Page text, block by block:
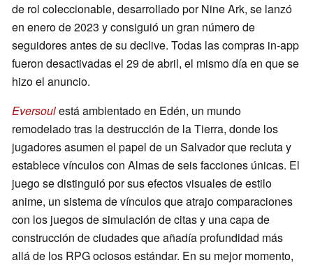
de rol coleccionable, desarrollado por Nine Ark, se lanzó
en enero de 2023 y consiguió un gran número de
seguidores antes de su declive. Todas las compras in-app
fueron desactivadas el 29 de abril, el mismo día en que se
hizo el anuncio.
Eversoulestá ambientado en Edén, un mundo
remodelado tras la destrucción de la Tierra, donde los
jugadores asumen el papel de un Salvador que recluta y
establece vínculos con Almas de seis facciones únicas. El
juego se distinguió por sus efectos visuales de estilo
anime, un sistema de vínculos que atrajo comparaciones
con los juegos de simulación de citas y una capa de
construcción de ciudades que añadía profundidad más
allá de los RPG ociosos estándar. En su mejor momento,